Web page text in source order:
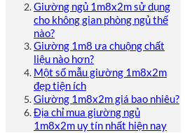
Giường ngủ 1m8x2m sử dụng
cho không gian phòng ngủ thế
nào?
Giường 1m8 ưa chuộng chất
liệu nào hơn?
Một số mẫu giường 1m8x2m
đẹp tiện ích
Giường 1m8x2m giá bao nhiêu?
Địa chỉ mua giường ngủ
1m8x2m uy tín nhất hiện nay